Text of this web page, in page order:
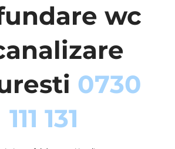
wc
0730
111 131